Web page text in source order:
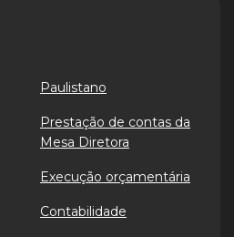
Paulistano
Prestação de contas da
Mesa Diretora
Execução orçamentária
Contabilidade